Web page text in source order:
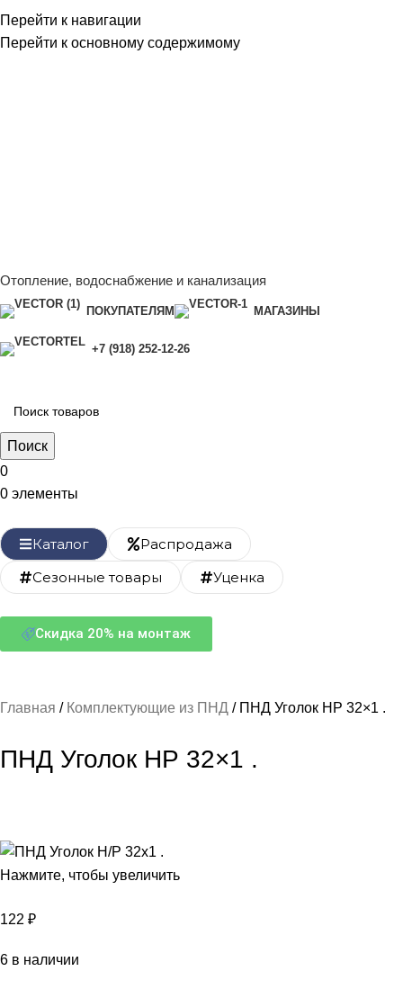
Перейти к навигации
Перейти к основному содержимому
Отопление, водоснабжение и канализация
ПОКУПАТЕЛЯМ МАГАЗИНЫ
+7 (918) 252-12-26
Поиск
0
0 элементы
Каталог
Распродажа
Сезонные товары
Уценка
Скидка 20% на монтаж
Главная Комплектующие из ПНД ПНД Уголок НР 32×1 .
ПНД Уголок НР 32×1 .
Нажмите, чтобы увеличить
122 ₽
6 в наличии